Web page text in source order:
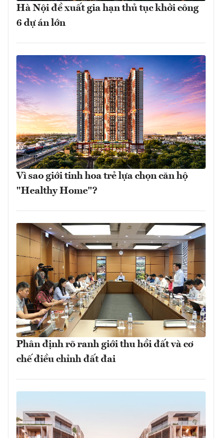
Hà Nội đề xuất gia hạn thủ tục khởi công
6 dự án lớn
Vì sao giới tinh hoa trẻ lựa chọn căn hộ
"Healthy Home"?
Phân định rõ ranh giới thu hồi đất và cơ
chế điều chỉnh đất đai